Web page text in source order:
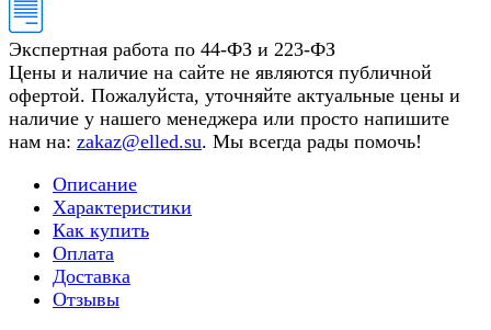
Экспертная работа по 44-ФЗ и 223-ФЗ
Цены и наличие на сайте не являются публичной
офертой. Пожалуйста, уточняйте актуальные цены и
наличие у нашего менеджера или просто напишите
нам на: zakaz@elled.su. Мы всегда рады помочь!
Описание
Характеристики
Как купить
Оплата
Доставка
Отзывы